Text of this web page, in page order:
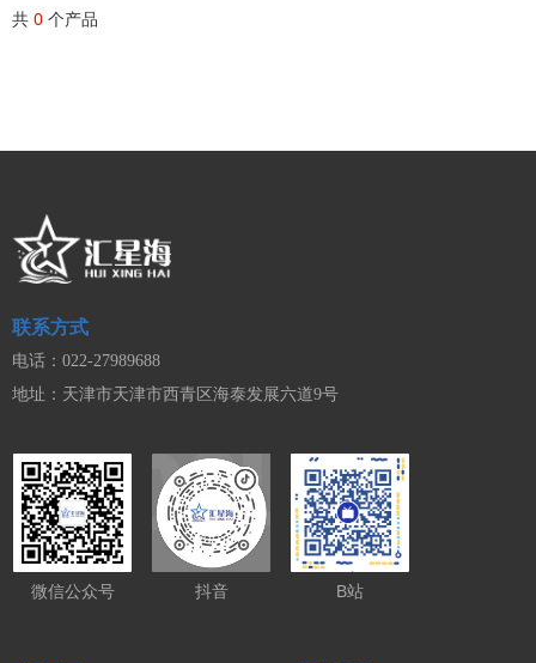
共 0 个产品
联系方式
电话：022-27989688
地址：天津市天津市西青区海泰发展六道9号
微信公众号 抖音 B站